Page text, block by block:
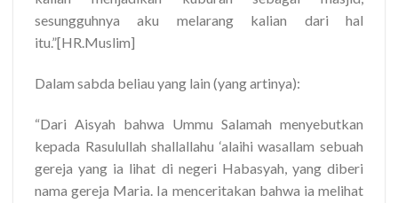
sesungguhnya aku melarang kalian dari hal
itu.”[HR.Muslim]
Dalam sabda beliau yang lain (yang artinya):
“Dari Aisyah bahwa Ummu Salamah menyebutkan
kepada Rasulullah shallallahu ‘alaihi wasallam sebuah
gereja yang ia lihat di negeri Habasyah, yang diberi
nama gereja Maria. Ia menceritakan bahwa ia melihat